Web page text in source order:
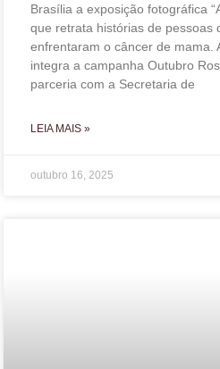
Brasília a exposição fotográfica
que retrata histórias de pessoas
enfrentaram o câncer de mama.
integra a campanha Outubro
parceria com a Secretaria de
LEIA MAIS »
outubro 16, 2025